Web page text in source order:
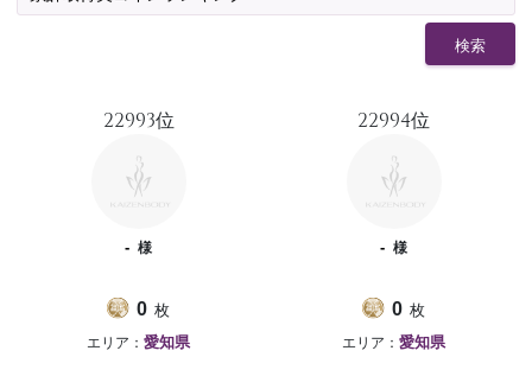
検索
22993位
- 様
0 枚
エリア： 愛知県
22994位
- 様
0 枚
エリア： 愛知県